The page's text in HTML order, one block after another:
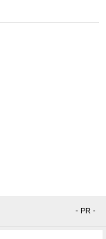
- PR -